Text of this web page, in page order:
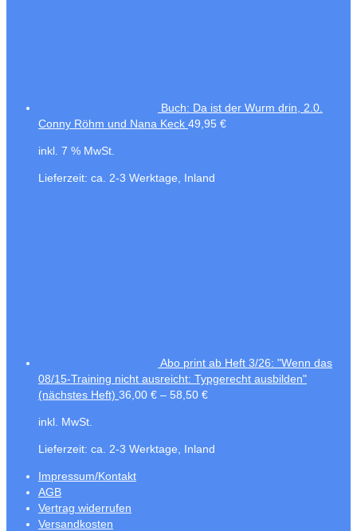
Buch: Da ist der Wurm drin, 2.0.
Conny Röhm und Nana Keck 49,95 €
inkl. 7 % MwSt.
Lieferzeit: ca. 2-3 Werktage, Inland
Abo print ab Heft 3/26: "Wenn das
08/15-Training nicht ausreicht: Typgerecht ausbilden"
(nächstes Heft) 36,00 € – 58,50 €
inkl. MwSt.
Lieferzeit: ca. 2-3 Werktage, Inland
Impressum/Kontakt
AGB
Vertrag widerrufen
Versandkosten